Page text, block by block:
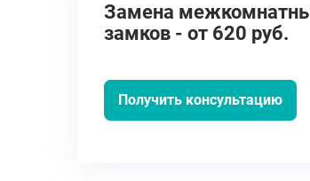
Замена
замков - от 620 руб.
Получить консультацию